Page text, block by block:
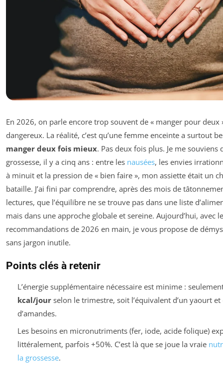
En 2026, on parle encore trop souvent de « manger pour deux
dangereux. La réalité, c’est qu’une femme enceinte a surtout
manger deux fois mieux. Pas deux fois plus. Je me souviens
grossesse, il y a cinq ans : entre les nausées, les envies
à minuit et la pression de « bien faire », mon assiette était un
bataille. J’ai fini par comprendre, après des mois de
lectures, que l’équilibre ne se trouve pas dans une liste
mais dans une approche globale et sereine. Aujourd’hui, avec
recommandations de 2026 en main, je vous propose de
sans jargon inutile.
Points clés à retenir
L’énergie supplémentaire nécessaire est minime :
kcal/jourselon le trimestre, soit l’équivalent d’un yaourt et
d’amandes.
Les besoins en micronutriments (fer, iode, acide folique)
littéralement, parfois +50%. C’est là que se joue la vraie
la grossesse.